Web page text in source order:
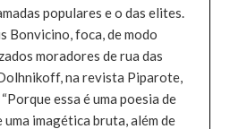
populares e o das elites.
Bonvicino, foca, de modo
moradores de rua das
na revista Piparote,
essa é uma poesia de
uma imagética bruta, além de